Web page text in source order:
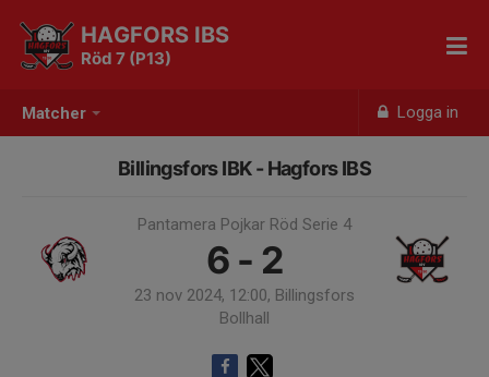
Matcher Logga in
HAGFORS IBS
Röd 7 (P13)
Billingsfors IBK - Hagfors IBS
Pantamera Pojkar Röd Serie 4
6 - 2
23 nov 2024, 12:00, Billingsfors
Bollhall